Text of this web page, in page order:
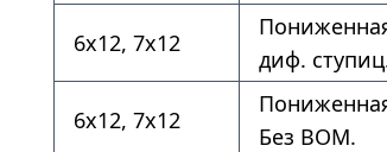
6х12, 7х12
диф.
6х12, 7х12
Без ВОМ.